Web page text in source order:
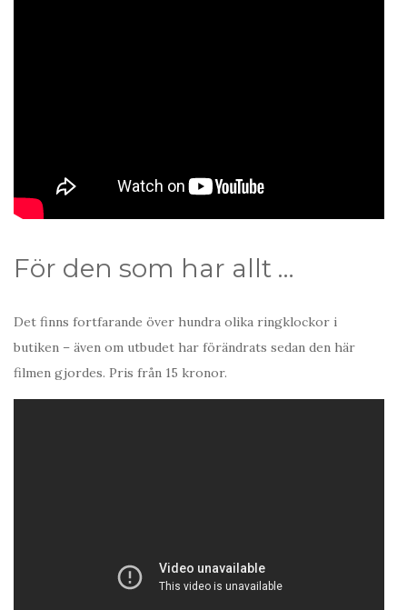
För den som har allt …
Det finns fortfarande över hundra olika ringklockor i
butiken – även om utbudet har förändrats sedan den här
filmen gjordes. Pris från 15 kronor.